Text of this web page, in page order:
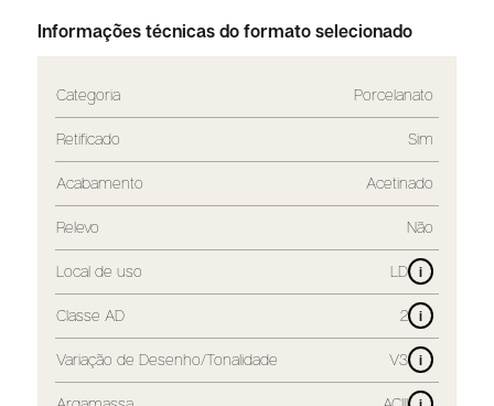
Informações técnicas do formato selecionado
Categoria Porcelanato
Retificado Sim
Acabamento Acetinado
Relevo Não
Local de uso LD i
Classe AD 2 i
Variação de Desenho/Tonalidade V3 i